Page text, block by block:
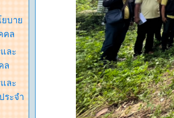
ยบาย
คล
ละ
ล
ละ
ะจำ